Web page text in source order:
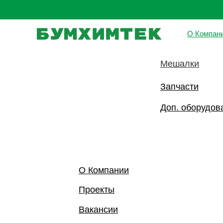
О
Насосы
Мешалки
Запчасти
Доп.
О Компании
Проекты
Вакансии